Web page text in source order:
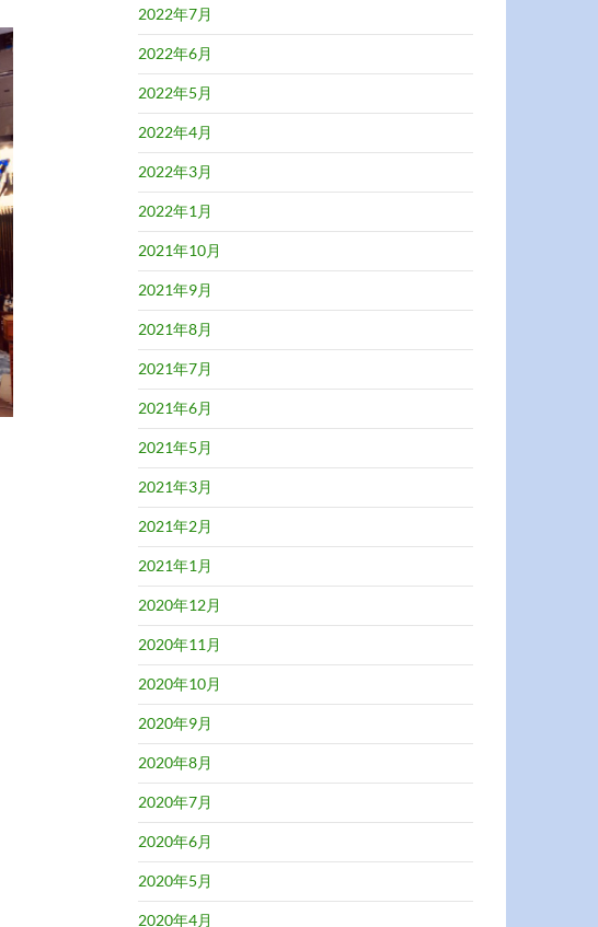
2022年7月
2022年6月
2022年5月
2022年4月
2022年3月
2022年1月
2021年10月
2021年9月
2021年8月
2021年7月
2021年6月
2021年5月
2021年3月
2021年2月
2021年1月
2020年12月
2020年11月
2020年10月
2020年9月
2020年8月
2020年7月
2020年6月
2020年5月
2020年4月